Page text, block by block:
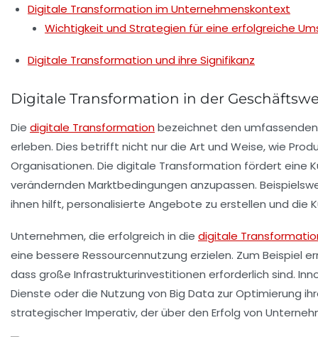
Digitale Transformation im Unternehmenskontext
Wichtigkeit und Strategien für eine erfolgreiche
Digitale Transformation und ihre Signifikanz
Digitale Transformation in der
Die digitale Transformationbezeichnet den
erleben. Dies betrifft nicht nur die Art und Weise, wie
Organisationen. Die digitale Transformation fördert eine
verändernden Marktbedingungen anzupassen.
ihnen hilft, personalisierte Angebote zu erstellen und die
Unternehmen, die erfolgreich in die digitale
eine bessere Ressourcennutzung erzielen. Zum Beispiel
dass große Infrastrukturinvestitionen erforderlich sind.
Dienste oder die Nutzung von Big Data zur Optimierung
strategischer Imperativ, der über den Erfolg von